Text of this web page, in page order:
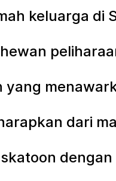
keluarga di
dari